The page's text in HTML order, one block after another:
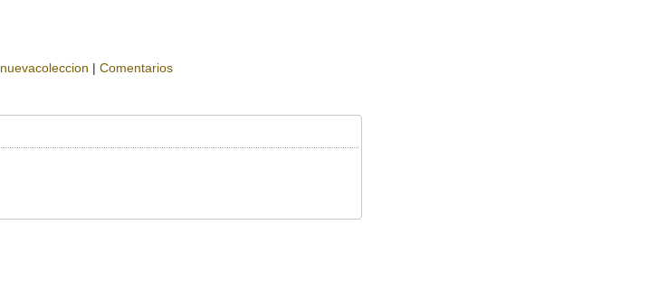
nuevacoleccion | Comentarios